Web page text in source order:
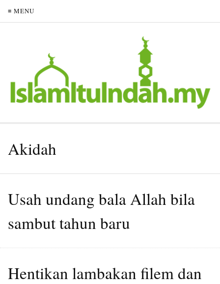
≡ MENU
Akidah
Usah undang bala Allah bila
sambut tahun baru
Hentikan lambakan filem dan